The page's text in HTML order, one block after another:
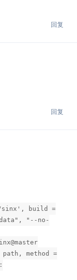
回复
回复
sinx', build =
data", "--no-
method =